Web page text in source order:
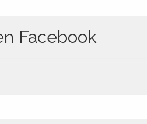
Facebook